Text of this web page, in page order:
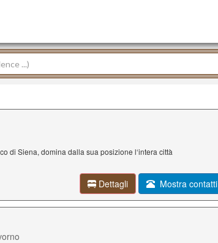
di Siena, domina dalla sua posizione l‘intera città
Dettagli Mostra contatti